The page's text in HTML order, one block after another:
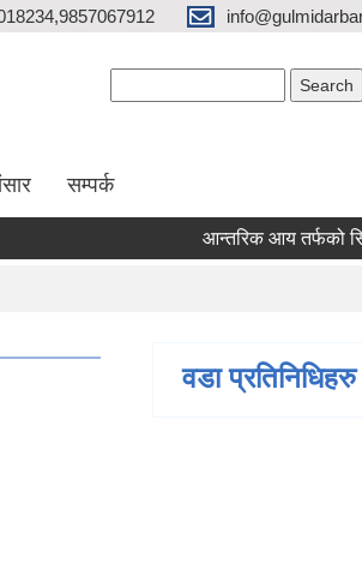
सम्पर्क
आन्तरिक आय तर्फको
वडा प्रतिनिधिहरु